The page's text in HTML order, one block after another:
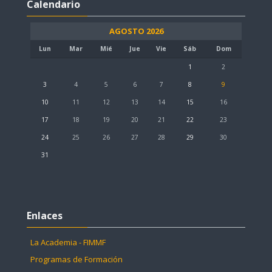
Calendario
AGOSTO 2026
Lun Mar Mié Jue Vie Sáb Dom
1 2
3 4 5 6 7 8 9
10 11 12 13 14 15 16
17 18 19 20 21 22 23
24 25 26 27 28 29 30
31
Enlaces
La Academia - FIMMF
Programas de Formación